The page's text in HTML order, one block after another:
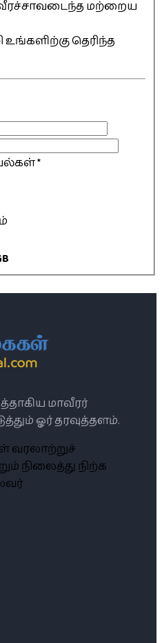
வீரச்சாவடைந்த மற்றைய
உங்களிற்கு தெரிந்த
*
மாவீரர்
ஓர் தரவுத்தளம்.
வரலாற்றுச்
நிலைத்து நிற்க